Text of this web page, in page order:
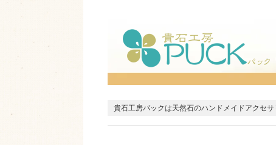
貴石工房パックは天然石のハンドメイドアクセ